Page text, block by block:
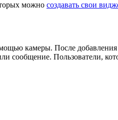
можно создавать свои
камеры. После
сообщение. Пользователи,